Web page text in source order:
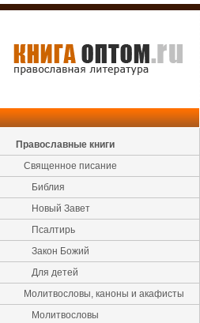
Православные книги
Священное писание
Библия
Новый Завет
Псалтирь
Закон Божий
Для детей
Молитвословы, каноны и акафисты
Молитвословы